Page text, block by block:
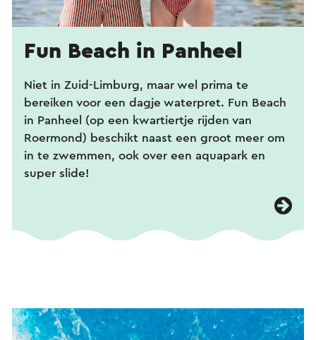
Fun Beach in Panheel
Niet in Zuid-Limburg, maar wel prima te
bereiken voor een dagje waterpret. Fun Beach
in Panheel (op een kwartiertje rijden van
Roermond) beschikt naast een groot meer om
in te zwemmen, ook over een aquapark en
super slide!